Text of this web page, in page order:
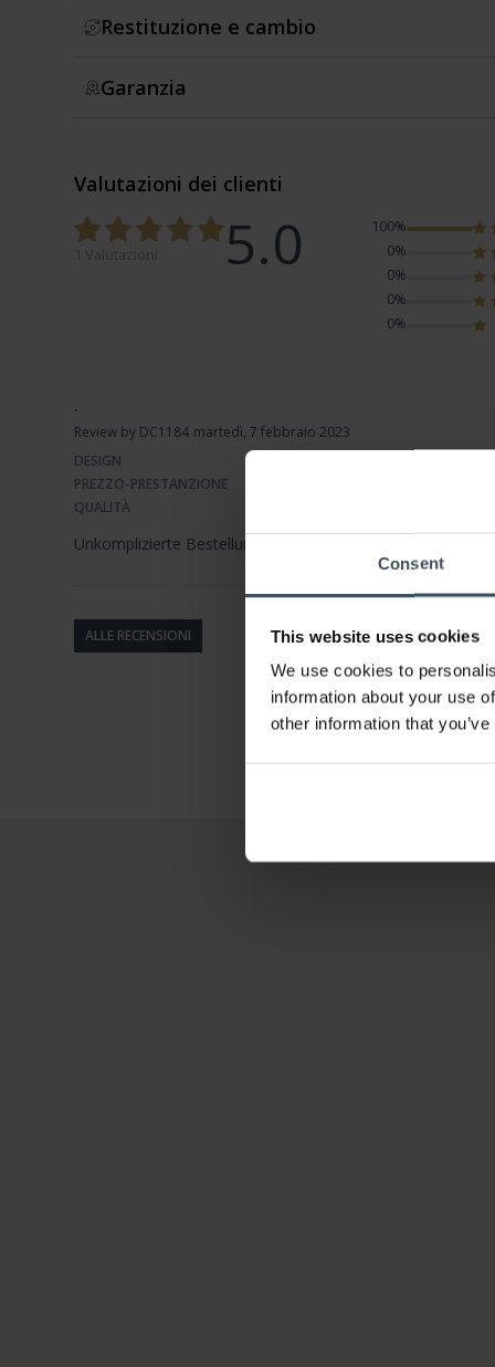
Consent
This website uses cookies
We use cookies to
information about your use
other information that
Restituzione e cambio
Garanzia
Valutazioni dei clienti
5.0
100%
0%
0%
0%
0%
.
Review by DC1184 martedì, 7 febbraio 2023
DESIGN
PREZZO-PRESTANZIONE
QUALITÀ
Unkomplizierte Bestellung und top Qualität.
ALLE RECENSIONI